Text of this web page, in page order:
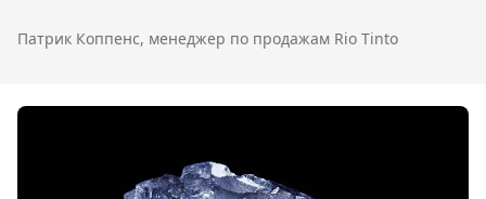
Патрик Коппенс, менеджер по продажам Rio Tinto